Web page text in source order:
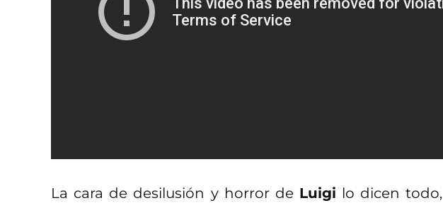
La cara de desilusión y horror de Luigi lo dicen todo,